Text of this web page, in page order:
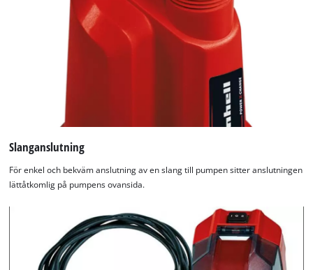
Slanganslutning
För enkel och bekväm anslutning av en slang till pumpen sitter anslutningen
lättåtkomlig på pumpens ovansida.